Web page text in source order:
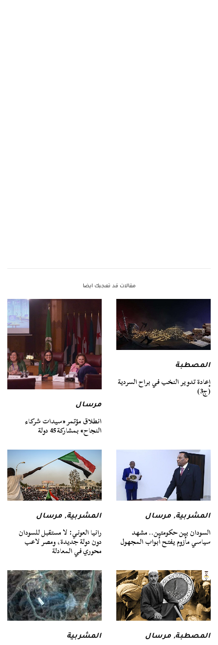
مقالات قد تعجبك ايضا
المصطبة
إعادة تدوير النخب في براح السردية
(ج3)
مرسال
انطلاق مؤتمر «سيدات شركاء
النجاح» بمشاركة 45 دولة
المشربية,مرسال
السودان بين حكومتين.. مشهد
سياسي مأزوم يفتح أبواب المجهول
المشربية,مرسال
رانيا العوني: لا مستقبل للسودان
دون دولة جديدة، ومصر لاعب
محوري في المعادلة
المصطبة,مرسال المشربية